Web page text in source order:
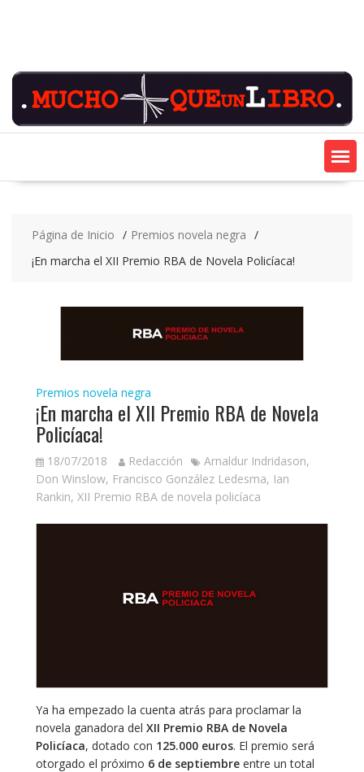
Página de Inicio
Premios novela negra
¡En marcha el XII Premio RBA de Novela Policíaca!
Premios novela negra
¡En marcha el XII Premio RBA de Novela
Policíaca!
18/07/2018 Redacción Arnaldur Indridason,
Don Winslow, Francisco González Ledesma, Ian
Rankin, XII Premio RBA de novela policíaca
Ya ha empezado la cuenta atrás para proclamar la
novela ganadora del XII Premio RBA de Novela
Policíaca, dotado con 125.000 euros. El premio será
otorgado el próximo 6 de septiembre entre un total